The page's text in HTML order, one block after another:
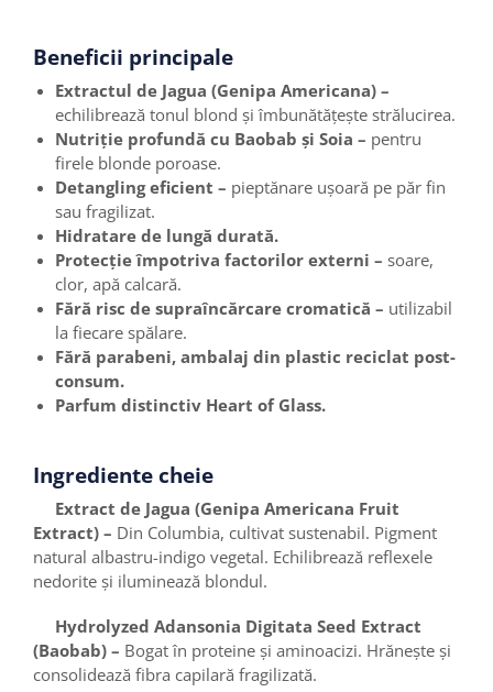
Beneficii principale
Extractul de Jagua (Genipa Americana) –
echilibrează tonul blond și îmbunătățește strălucirea.
Nutriție profundă cu Baobab și Soia – pentru
firele blonde poroase.
Detangling eficient – pieptănare ușoară pe păr fin
sau fragilizat.
Hidratare de lungă durată.
Protecție împotriva factorilor externi – soare,
clor, apă calcară.
Fără risc de supraîncărcare cromatică – utilizabil
la fiecare spălare.
Fără parabeni, ambalaj din plastic reciclat post-
consum.
Parfum distinctiv Heart of Glass.
Ingrediente cheie
Extract de Jagua (Genipa Americana Fruit
Extract) – Din Columbia, cultivat sustenabil. Pigment
natural albastru-indigo vegetal. Echilibrează reflexele
nedorite și iluminează blondul.
Hydrolyzed Adansonia Digitata Seed Extract
(Baobab) – Bogat în proteine și aminoacizi. Hrănește și
consolidează fibra capilară fragilizată.